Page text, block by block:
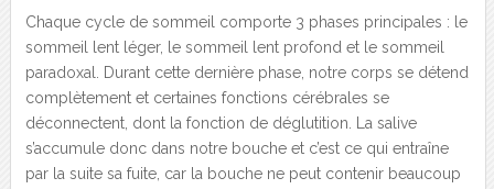
Chaque cycle de sommeil comporte 3 phases principales : le
sommeil lent léger, le sommeil lent profond et le sommeil
paradoxal. Durant cette dernière phase, notre corps se détend
complètement et certaines fonctions cérébrales se
déconnectent, dont la fonction de déglutition. La salive
s’accumule donc dans notre bouche et c’est ce qui entraîne
par la suite sa fuite, car la bouche ne peut contenir beaucoup